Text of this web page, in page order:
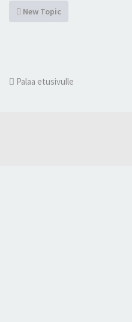
New Topic
Palaa etusivulle